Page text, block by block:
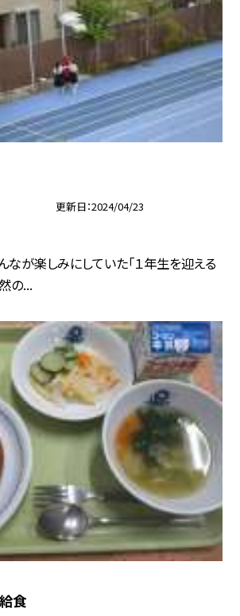
更新日 2024/04/23
なが楽しみにしていた「１年生を迎える
の...
食